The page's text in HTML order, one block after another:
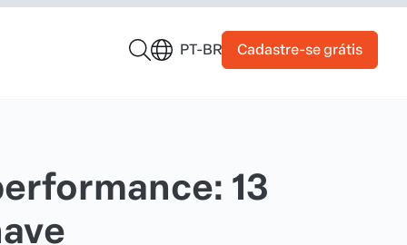
PT-BR Cadastre-se grátis
13